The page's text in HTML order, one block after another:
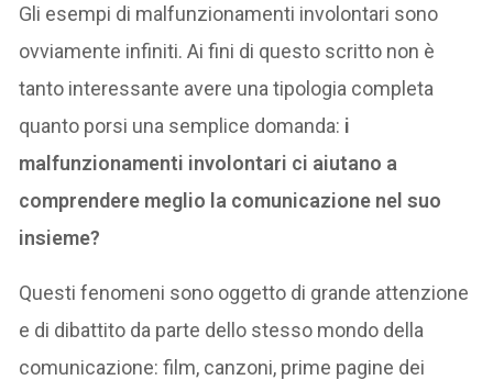
Gli esempi di malfunzionamenti involontari sono
ovviamente infiniti. Ai fini di questo scritto non è
tanto interessante avere una tipologia completa
quanto porsi una semplice domanda: i
malfunzionamenti involontari ci aiutano a
comprendere meglio la comunicazione nel suo
insieme?
Questi fenomeni sono oggetto di grande attenzione
e di dibattito da parte dello stesso mondo della
comunicazione: film, canzoni, prime pagine dei